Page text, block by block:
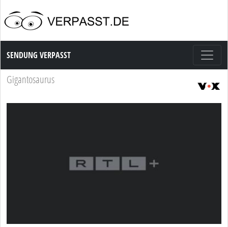
Sendung Verpasst
SENDUNG VERPASST
Gigantosaurus